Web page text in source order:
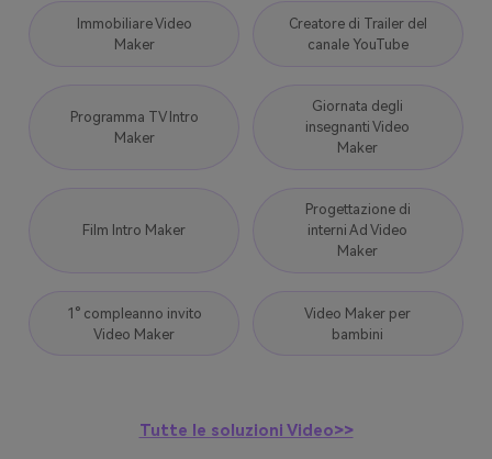
Immobiliare Video
Maker
Creatore di Trailer del
canale YouTube
Programma TV Intro
Maker
Giornata degli
insegnanti Video
Maker
Film Intro Maker
Progettazione di
interni Ad Video
Maker
1° compleanno invito
Video Maker
Video Maker per
bambini
Tutte le soluzioni Video>>